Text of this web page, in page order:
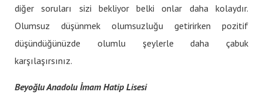
diğer soruları sizi bekliyor belki onlar daha kolaydır.
Olumsuz düşünmek olumsuzluğu getirirken pozitif
düşündüğünüzde olumlu şeylerle daha çabuk
karşılaşırsınız.
Beyoğlu Anadolu İmam Hatip Lisesi